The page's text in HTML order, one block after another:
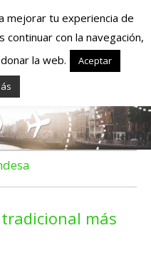
en
en
–
en
tradicional más
mejorar tu experiencia de
continuar con la navegación,
la web.
Aceptar